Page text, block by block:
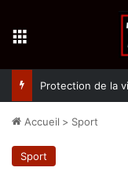
Accueil > Sport
Sport